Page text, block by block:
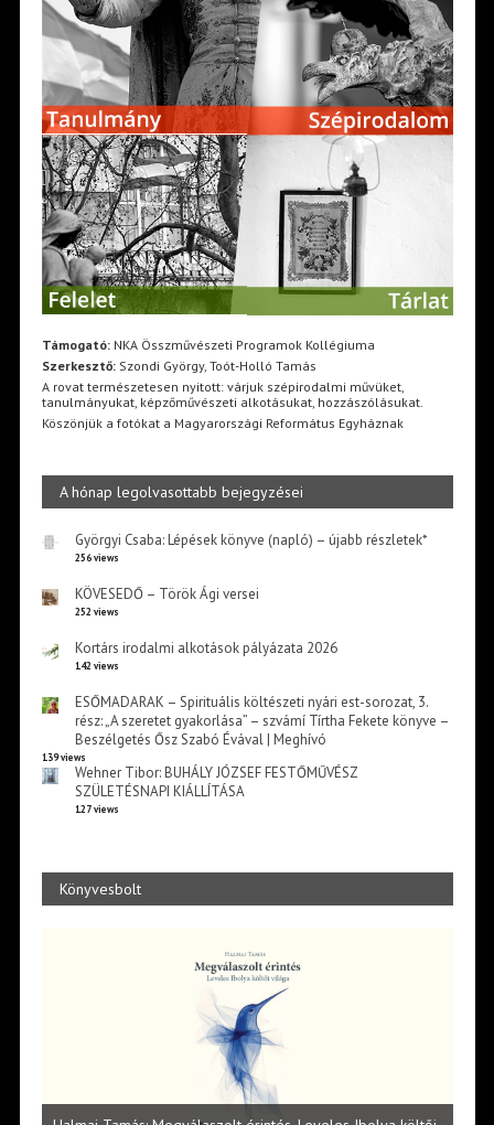
Támogató:NKA Összművészeti Programok Kollégiuma
Szerkesztő:Szondi György, Toót-Holló Tamás
A rovat természetesen nyitott: várjuk szépirodalmi művüket,
tanulmányukat, képzőművészeti alkotásukat, hozzászólásukat.
Köszönjük a fotókat a Magyarországi Református Egyháznak
A hónap legolvasottabb bejegyzései
Györgyi Csaba: Lépések könyve (napló) – újabb részletek*
256 views
KÖVESEDŐ – Török Ági versei
252 views
Kortárs irodalmi alkotások pályázata 2026
142 views
ESŐMADARAK – Spirituális költészeti nyári est-sorozat, 3.
rész: „A szeretet gyakorlása” – szvámí Tírtha Fekete könyve –
Beszélgetés Ősz Szabó Évával | Meghívó
139 views
Wehner Tibor: BUHÁLY JÓZSEF FESTŐMŰVÉSZ
SZÜLETÉSNAPI KIÁLLÍTÁSA
127 views
Könyvesbolt